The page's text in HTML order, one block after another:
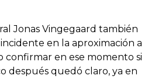
Jonas Vingegaard también
en la aproximación a
confirmar en ese momento si
después quedó claro, ya en